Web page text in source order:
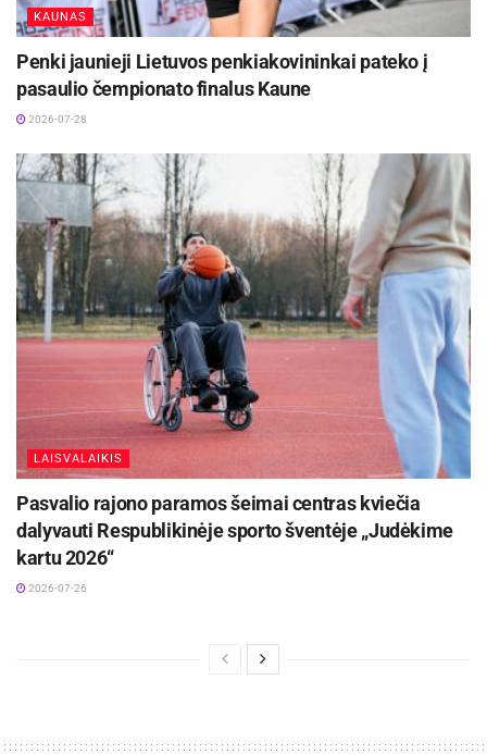
KAUNAS
Penki jaunieji Lietuvos penkiakovininkai pateko į
pasaulio čempionato finalus Kaune
2026-07-28
LAISVALAIKIS
Pasvalio rajono paramos šeimai centras kviečia
dalyvauti Respublikinėje sporto šventėje „Judėkime
kartu 2026“
2026-07-26